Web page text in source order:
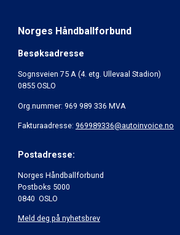
Norges Håndballforbund
Besøksadresse
Sognsveien 75 A (4. etg. Ullevaal Stadion)
0855 OSLO
Org.nummer: 969 989 336 MVA
Fakturaadresse: 969989336@autoinvoice.no
Postadresse:
Norges Håndballforbund
Postboks 5000
0840 OSLO
Meld deg på nyhetsbrev